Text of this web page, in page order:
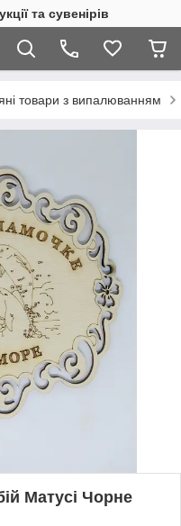
та сувенірів
товари з випалюванням
Матусі Чорне